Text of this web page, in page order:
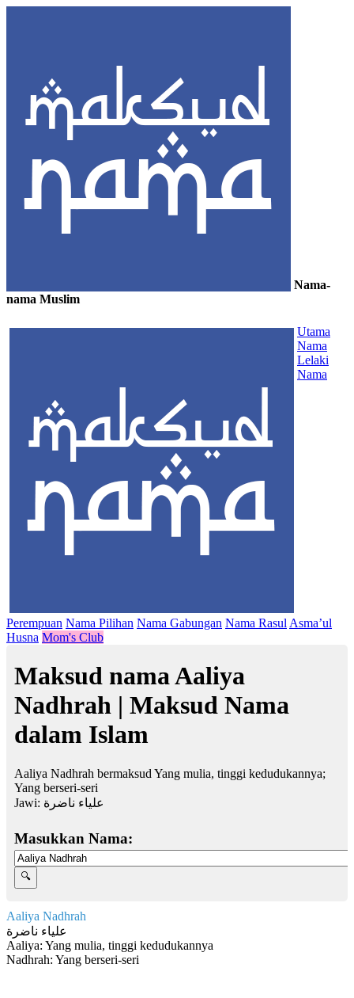
Nama-
nama Muslim
Utama
Nama
Lelaki
Nama
Perempuan Nama Pilihan Nama Gabungan Nama Rasul Asma’ul
Husna Mom's Club
Maksud nama Aaliya
Nadhrah | Maksud Nama
dalam Islam
Aaliya Nadhrah bermaksud Yang mulia, tinggi kedudukannya;
Yang berseri-seri
Jawi: علياء ناضرة
Masukkan Nama:
Aaliya Nadhrah
علياء ناضرة
Aaliya: Yang mulia, tinggi kedudukannya
Nadhrah: Yang berseri-seri